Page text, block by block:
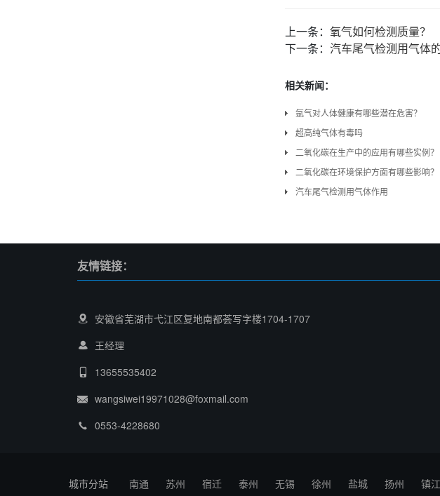
上一条： 氧气如何检测质量？
下一条： 汽车尾气检测用气体
相关新闻：
氩气对人体健康有哪些潜在危害？
超高纯气体有毒吗
二氧化碳在生产中的应用有哪些实例？
二氧化碳在环境保护方面有哪些影响？
汽车尾气检测用气体作用
友情链接：
安徽省芜湖市弋江区复地南都荟写字楼1704-1707
王经理
13655535402
wangsiwei19971028@foxmail.com
0553-4228680
城市分站 南通 苏州 宿迁 泰州 无锡 徐州 盐城 扬州 镇江